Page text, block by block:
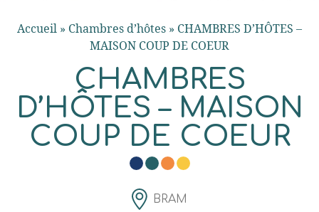
Accueil » Chambres d’hôtes » CHAMBRES D’HÔTES –
MAISON COUP DE COEUR
CHAMBRES
D’HÔTES – MAISON
COUP DE COEUR
BRAM